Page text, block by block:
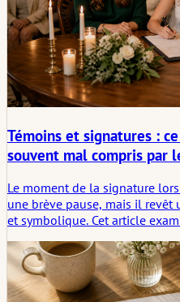
Témoins et signatures :
souvent mal compris par
Le moment de la signature
une brève pause, mais il
et symbolique. Cet article
cérémonie et comment un
devenir un rituel.